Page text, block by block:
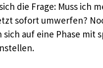
die Frage: Muss ich
sofort umwerfen?
sich auf eine Phase mit